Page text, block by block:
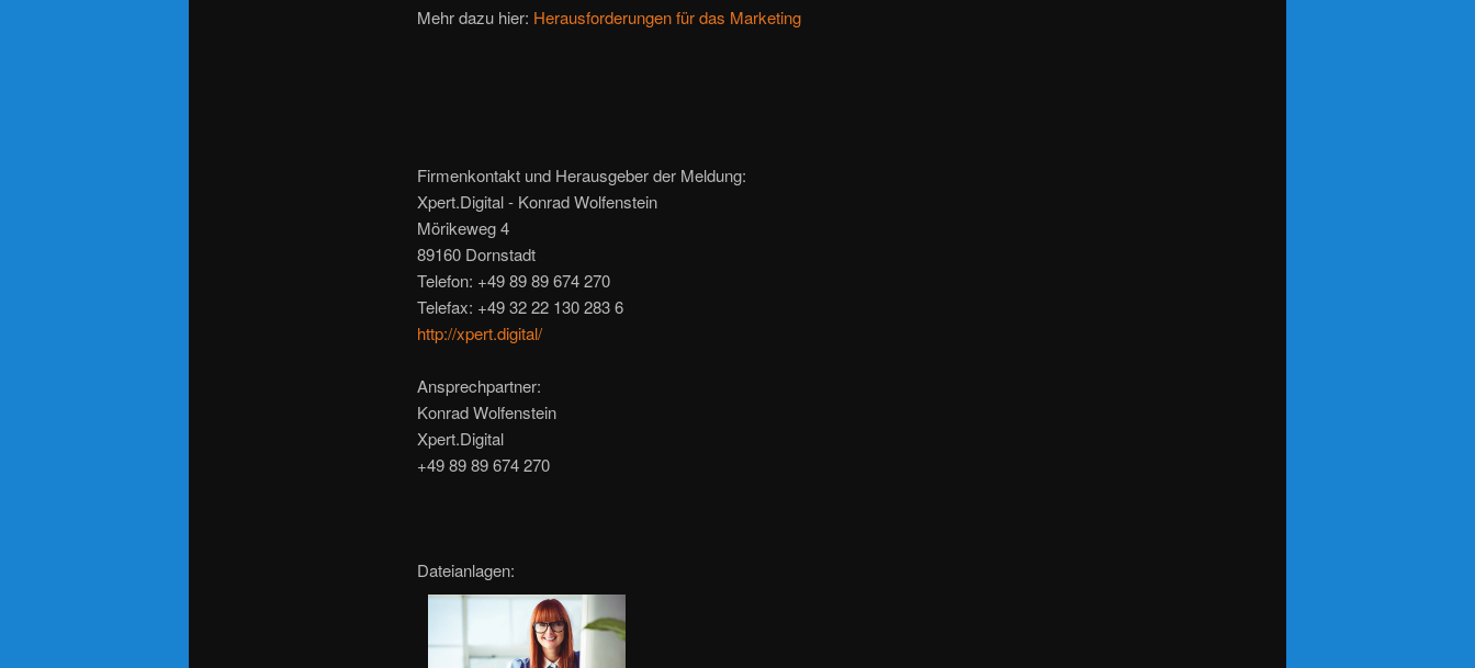
Mehr dazu hier: Herausforderungen für das Marketing
Firmenkontakt und Herausgeber der Meldung:
Xpert.Digital - Konrad Wolfenstein
Mörikeweg 4
89160 Dornstadt
Telefon: +49 89 89 674 270
Telefax: +49 32 22 130 283 6
http://xpert.digital/
Ansprechpartner:
Konrad Wolfenstein
Xpert.Digital
+49 89 89 674 270
Dateianlagen: